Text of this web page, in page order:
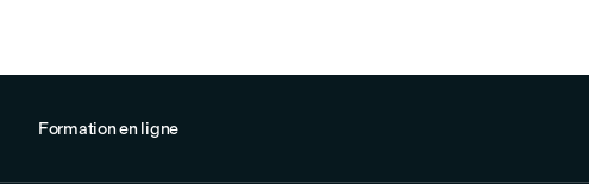
Formation en ligne